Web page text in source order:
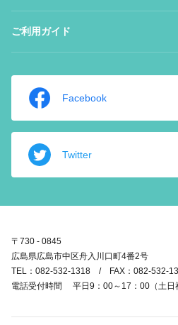
ご利用ガイド
Facebook
Twitter
〒730 - 0845
広島県広島市中区舟入川口町4番2号
TEL：082-532-1318 / FAX：082-532-
電話受付時間 平日9：00～17：00（土日